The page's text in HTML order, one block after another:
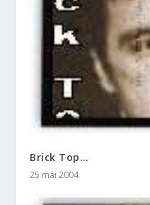
Brick Top…
25 mai 2004